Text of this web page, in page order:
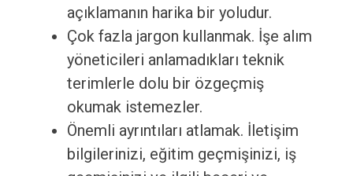
açıklamanın harika bir yoludur.
Çok fazla jargon kullanmak. İşe alım
yöneticileri anlamadıkları teknik
terimlerle dolu bir özgeçmiş
okumak istemezler.
Önemli ayrıntıları atlamak. İletişim
bilgilerinizi, eğitim geçmişinizi, iş